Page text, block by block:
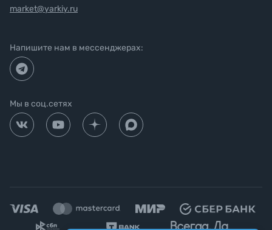
market@yarkiy.ru
Напишите нам в мессенджерах:
Мы в соц.сетях